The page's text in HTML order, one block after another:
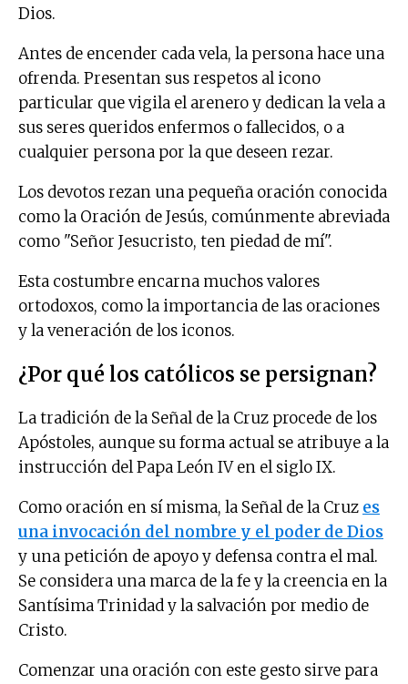
Dios.
Antes de encender cada vela, la persona hace una
ofrenda. Presentan sus respetos al icono
particular que vigila el arenero y dedican la vela a
sus seres queridos enfermos o fallecidos, o a
cualquier persona por la que deseen rezar.
Los devotos rezan una pequeña oración conocida
como la Oración de Jesús, comúnmente abreviada
como "Señor Jesucristo, ten piedad de mí".
Esta costumbre encarna muchos valores
ortodoxos, como la importancia de las oraciones
y la veneración de los iconos.
¿Por qué los católicos se persignan?
La tradición de la Señal de la Cruz procede de los
Apóstoles, aunque su forma actual se atribuye a la
instrucción del Papa León IV en el siglo IX.
Como oración en sí misma, la Señal de la Cruz es
una invocación del nombre y el poder de Dios
y una petición de apoyo y defensa contra el mal.
Se considera una marca de la fe y la creencia en la
Santísima Trinidad y la salvación por medio de
Cristo.
Comenzar una oración con este gesto sirve para